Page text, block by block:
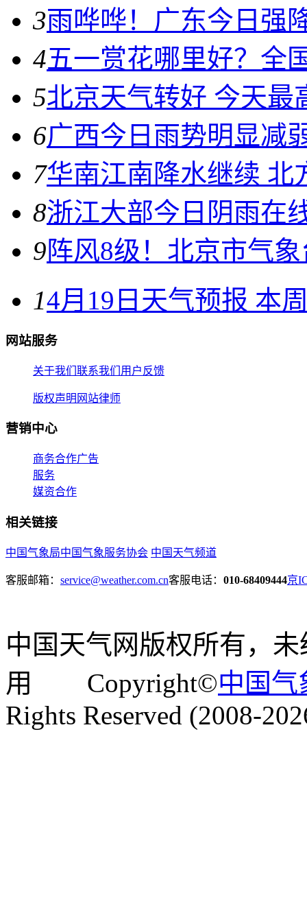
3雨哗哗！广东今日强
4五一赏花哪里好？全
5北京天气转好 今天
6广西今日雨势明显减
7华南江南降水继续 北
8浙江大部今日阴雨在
9阵风8级！北京市气
14月19日天气预报 本
网站服务
关于我们 联系我们 用户反馈
版权声明 网站律师
营销中心
商务合作广告
服务
媒资合作
相关链接
中国气象局中国气象服务协会 中国天气频道
客服邮箱： service@weather.com.cn客服电话： 010-68409444京
中国天气网版权所有，
用 Copyright©中国气
Rights Reserved (2008-